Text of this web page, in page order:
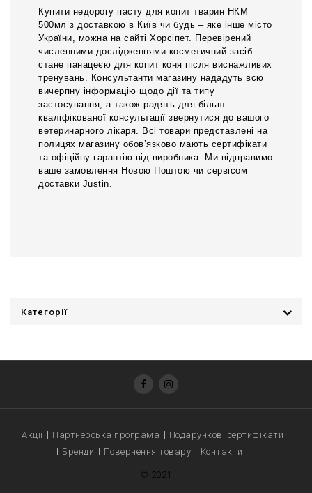
Купити недорогу пасту для копит тварин НКМ
500мл з доставкою в Київ чи будь – яке інше місто
України, можна на сайті Хорсіпет. Перевірений
численними дослідженнями косметичний засіб
стане панацеєю для копит коня після виснажливих
тренувань. Консультанти магазину нададуть всю
вичерпну інформацію щодо дії та типу
застосування, а також радять для більш
кваліфікованої консультації звернутися до вашого
ветеринарного лікаря. Всі товари представлені на
полицях магазину обов’язково мають сертифікати
та офіційну гарантію від виробника. Ми відправимо
ваше замовлення Новою Поштою чи сервісом
доставки Justin.
Категорії
Акції Партнерська програма
Подарункові сертифікати
Бренди
Повернення товару Контакти
© 2021